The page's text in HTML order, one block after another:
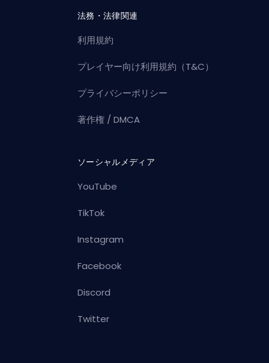
法務・法律関連
利用規約
プレイヤー向け利用規約（T&C）
プライバシーポリシー
著作権 / DMCA
ソーシャルメディア
YouTube
TikTok
Instagram
Facebook
Discord
Twitter